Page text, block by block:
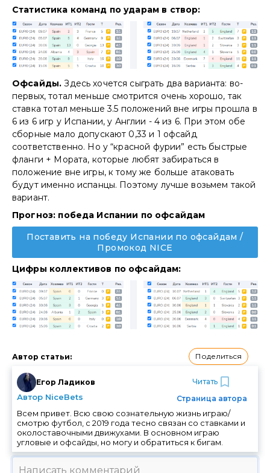
Статистика команд по ударам в створ:
Офсайды.Здесь хочется сыграть два варианта: во-
первых, тотал меньше смотрится очень хорошо, так
ставка тотал меньше 3.5 положений вне игры прошла в
6 из 6 игр у Испании, у Англии - 4 из 6. При этом обе
сборные мало допускают 0,33 и 1 офсайд
соответственно. Но у “красной фурии” есть быстрые
фланги + Мората, которые любят забираться в
положение вне игры, к тому же больше атаковать
будут именно испанцы. Поэтому лучше возьмем такой
вариант.
Прогноз: победа Испании по офсайдам
Поставить на победу Испании по офсайдам /
Промокод NICE
Цифры коллективов по офсайдам:
Автор статьи: Поделиться
Егор Ладиков
Автор NiceBets
Читать
Страница автора
Всем привет. Всю свою сознательную жизнь играю/
смотрю футбол, с 2019 года тесно связан со ставками и
околоставочными движухами. В основном играю
угловые и офсайды, но могу и обратиться к бигам.